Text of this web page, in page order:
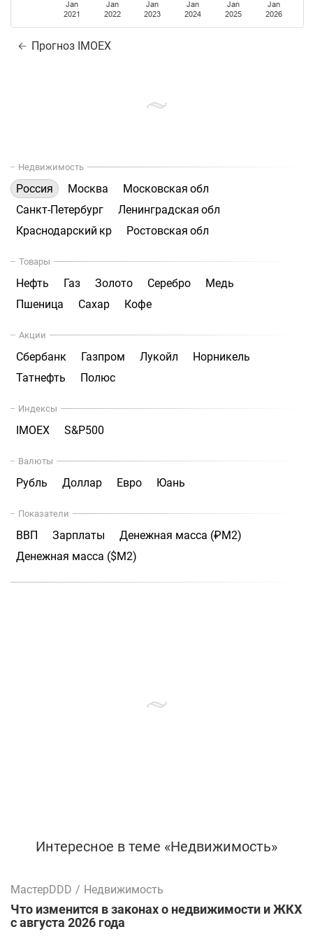
Jan
2021
Jan
2022
Jan
2023
Jan
2024
Jan
2025
Jan
2026
Прогноз IMOEX
Недвижимость
Россия Москва
Московская обл
Санкт-Петербург
Ленинградская обл
Краснодарский кр
Ростовская обл
Товары
Нефть Газ Золото Серебро
Медь
Пшеница
Сахар Кофе
Акции
Сбербанк Газпром Лукойл
Норникель
Татнефть
Полюс
Индексы
IMOEX S&P500
Валюты
Рубль Доллар Евро Юань
Показатели
ВВП Зарплаты
Денежная масса (₽М2)
Денежная масса ($М2)
Интересное в теме «Недвижимость»
МастерDDD / Недвижимость
Что изменится в законах о недвижимости и ЖКХ
с августа 2026 года